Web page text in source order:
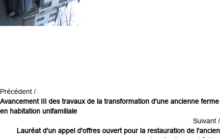
Précédent /
Avancement III des travaux de la transformation d'une ancienne ferme
en habitation unifamiliale
Suivant /
Lauréat d'un appel d'offres ouvert pour la restauration de l'ancien